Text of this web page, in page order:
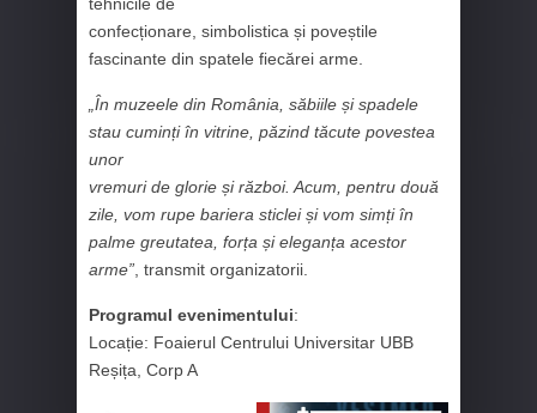
confecționare, simbolistica și poveștile
fascinante din spatele fiecărei arme.
„În muzeele din România, săbiile și spadele
stau cuminți în vitrine, păzind tăcute povestea
unor
vremuri de glorie și război. Acum, pentru două
zile, vom rupe bariera sticlei și vom simți în
palme greutatea, forța și eleganța acestor
arme” , transmit organizatorii.
Programul evenimentului:
Locație: Foaierul Centrului Universitar UBB
Reșița, Corp A